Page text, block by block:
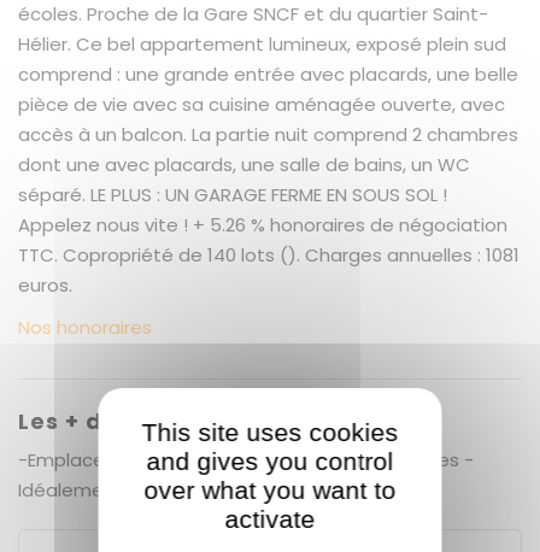
écoles. Proche de la Gare SNCF et du quartier Saint-
Hélier. Ce bel appartement lumineux, exposé plein sud
comprend : une grande entrée avec placards, une belle
pièce de vie avec sa cuisine aménagée ouverte, avec
accès à un balcon. La partie nuit comprend 2 chambres
dont une avec placards, une salle de bains, un WC
séparé. LE PLUS : UN GARAGE FERME EN SOUS SOL !
Appelez nous vite ! + 5.26 % honoraires de négociation
TTC. Copropriété de 140 lots (). Charges annuelles : 1081
euros.
Nos honoraires
Les + du bien
-Emplacement proche commodités commerces -
Idéalement exposée -Vue dégagée
This site uses cookies
and gives you control
over what you want to
activate